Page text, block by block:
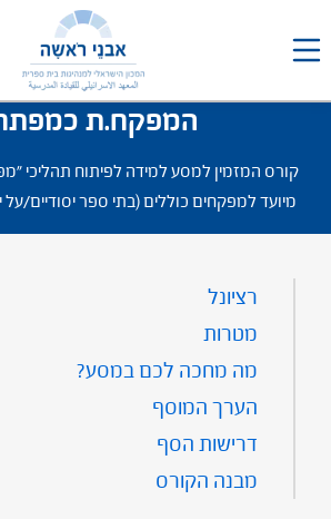
המפקח.ת
קורס המזמין למסע למידה לפיתוח תהליכי
מיועד למפקחים כוללים (בתי ספר יסודיים/על
רציונל
מטרות
מה מחכה לכם במסע?
הערך המוסף
דרישות הסף
מבנה הקורס